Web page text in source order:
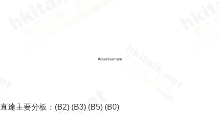
Advertisement
直達主要分板： (B2) (B3) (B5) (B0)